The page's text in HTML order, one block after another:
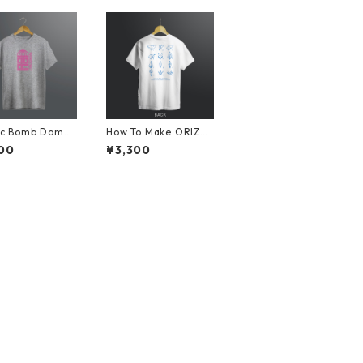
Bomb Dome
』Tシャツ
How To Make ORIZU
RU Tシャツ ホワイト
¥3,300